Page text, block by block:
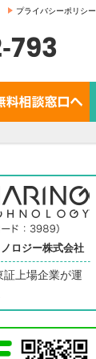
プライバシーポリシー
793
ロジー株式会社
証上場企業が運